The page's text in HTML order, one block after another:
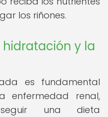
los riñones.
y la
es fundamental
enfermedad renal,
una dieta